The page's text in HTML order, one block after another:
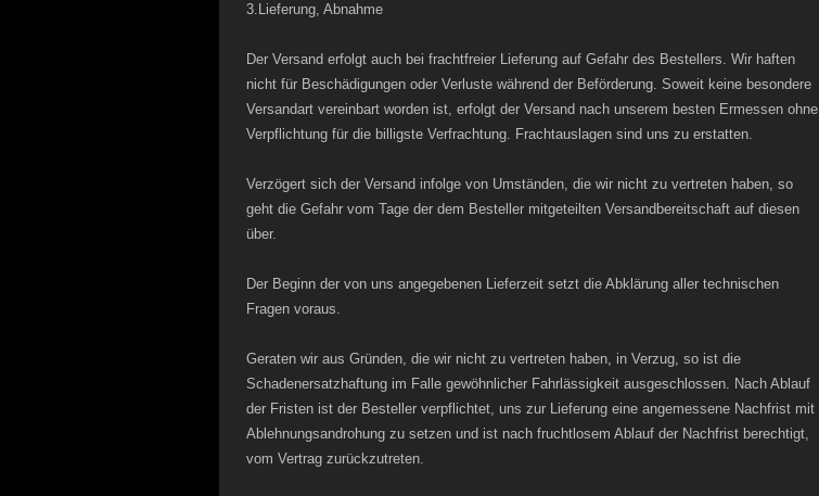
3.Lieferung, Abnahme
Der Versand erfolgt auch bei frachtfreier Lieferung auf Gefahr des Bestellers. Wir haften
nicht für Beschädigungen oder Verluste während der Beförderung. Soweit keine besondere
Versandart vereinbart worden ist, erfolgt der Versand nach unserem besten Ermessen ohne
Verpflichtung für die billigste Verfrachtung. Frachtauslagen sind uns zu erstatten.
Verzögert sich der Versand infolge von Umständen, die wir nicht zu vertreten haben, so
geht die Gefahr vom Tage der dem Besteller mitgeteilten Versandbereitschaft auf diesen
über.
Der Beginn der von uns angegebenen Lieferzeit setzt die Abklärung aller technischen
Fragen voraus.
Geraten wir aus Gründen, die wir nicht zu vertreten haben, in Verzug, so ist die
Schadenersatzhaftung im Falle gewöhnlicher Fahrlässigkeit ausgeschlossen. Nach Ablauf
der Fristen ist der Besteller verpflichtet, uns zur Lieferung eine angemessene Nachfrist mit
Ablehnungsandrohung zu setzen und ist nach fruchtlosem Ablauf der Nachfrist berechtigt,
vom Vertrag zurückzutreten.